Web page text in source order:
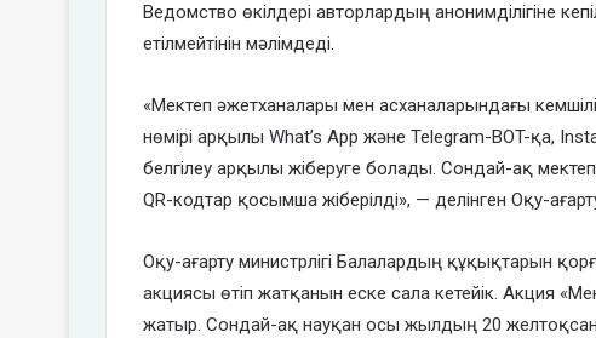
Ведомство өкілдері авторлардың анонимділігіне
етілмейтінін мәлімдеді.
«Мектеп әжетханалары мен асханаларындағы
нөмірі арқылы What’s App және Telegram-BOT-қа,
белгілеу арқылы жіберуге болады. Сондай-ақ
QR-кодтар қосымша жіберілді», — делінген Оқу-
Оқу-ағарту министрлігі Балалардың құқықтарын
акциясы өтіп жатқанын еске сала кетейік. Акция
жатыр. Сондай-ақ науқан осы жылдың 20